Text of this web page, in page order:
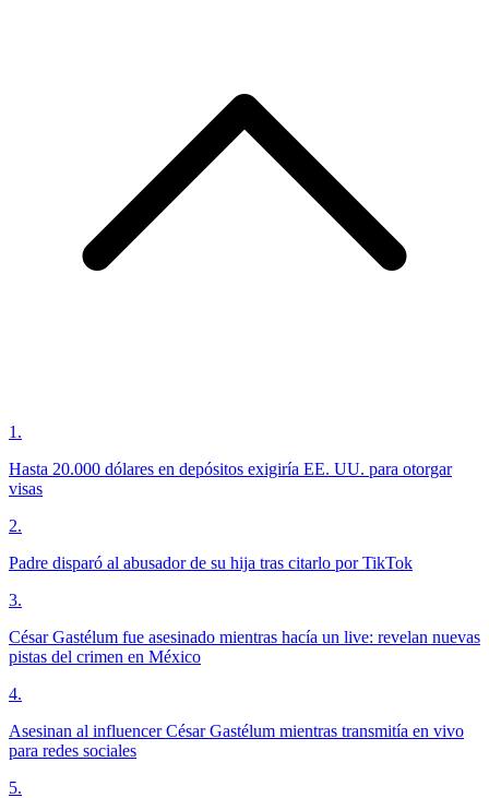
1 .
Hasta 20.000 dólares en depósitos exigiría EE. UU. para otorgar
visas
2.
Padre disparó al abusador de su hija tras citarlo por TikTok
3.
César Gastélum fue asesinado mientras hacía un live: revelan nuevas
pistas del crimen en México
4.
Asesinan al influencer César Gastélum mientras transmitía en vivo
para redes sociales
5.